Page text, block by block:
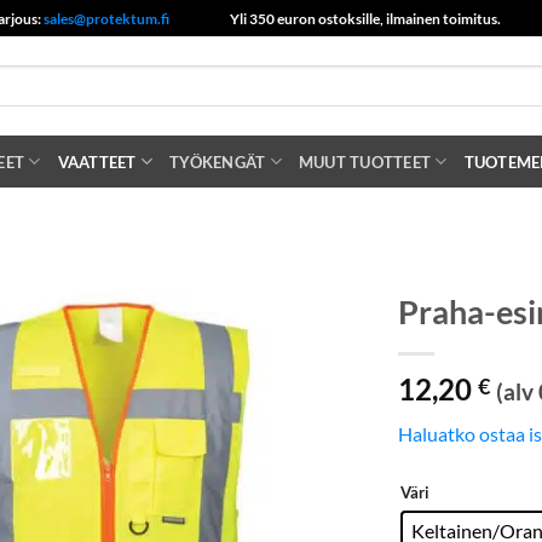
sales@protektum.fiYli 350 euron ostoksille, ilmainen toimitus.
VAATTEET TYÖKENGÄT MUUT TUOTTEET
Praha-
12,20 € (alv
Haluatko ostaa
Väri
Keltainen/